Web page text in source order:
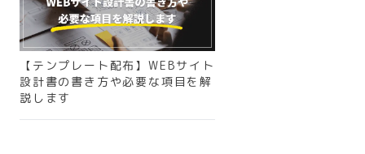
【テンプレート配布】WEBサイト
設計書の書き方や必要な項目を解
説します